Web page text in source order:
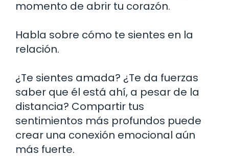
momento de abrir tu corazón.
Habla sobre cómo te sientes en la
relación.
¿Te sientes amada? ¿Te da fuerzas
saber que él está ahí, a pesar de la
distancia? Compartir tus
sentimientos más profundos puede
crear una conexión emocional aún
más fuerte.